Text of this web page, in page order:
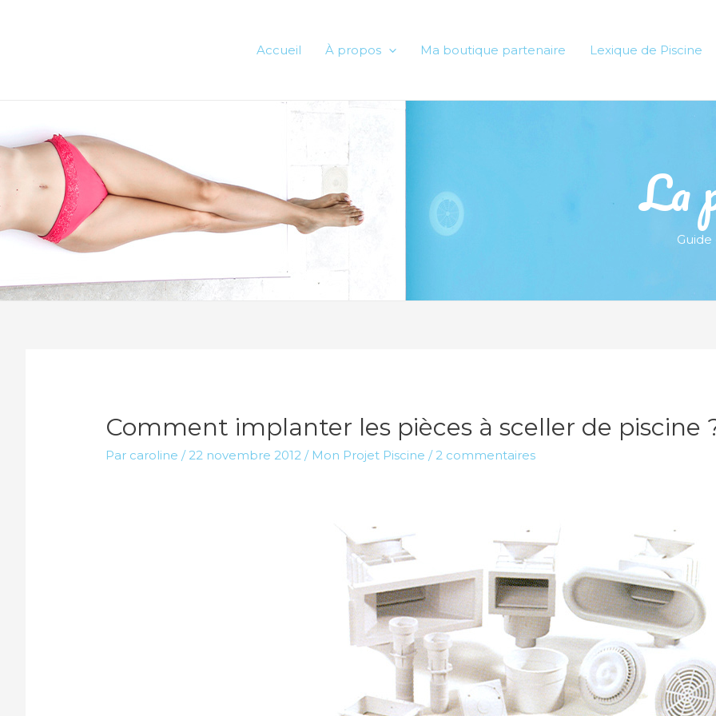
Accueil À propos Ma boutique partenaire Lexique de Piscine
La
Comment implanter les pièces à sceller de piscine
Par caroline /22 novembre 2012 / Mon Projet Piscine /2 commentaires